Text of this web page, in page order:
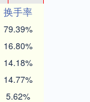
换手率
79.39%
16.80%
14.18%
14.77%
5.62%